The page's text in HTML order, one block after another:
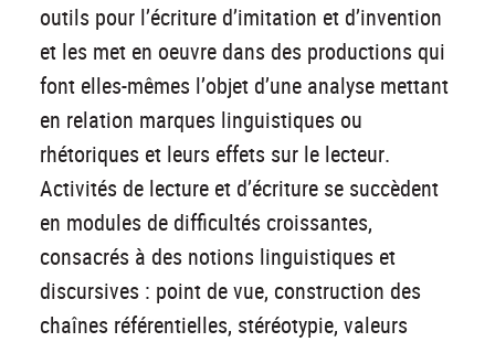
outils pour l’écriture d’imitation et d’invention
et les met en oeuvre dans des productions qui
font elles-mêmes l’objet d’une analyse mettant
en relation marques linguistiques ou
rhétoriques et leurs effets sur le lecteur.
Activités de lecture et d’écriture se succèdent
en modules de difficultés croissantes,
consacrés à des notions linguistiques et
discursives : point de vue, construction des
chaînes référentielles, stéréotypie, valeurs